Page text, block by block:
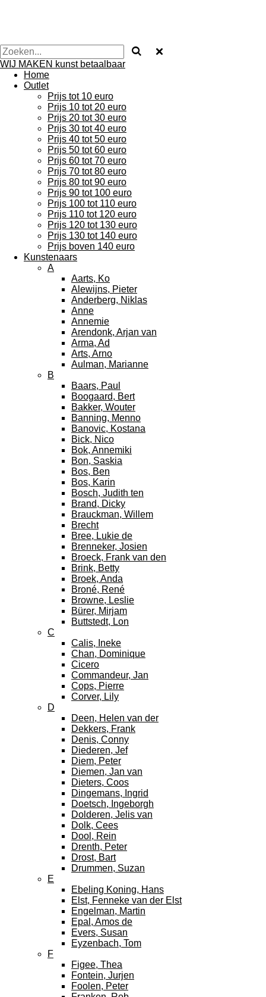
WIJ MAKEN kunst betaalbaar
Home
Outlet
Prijs tot 10 euro
Prijs 10 tot 20 euro
Prijs 20 tot 30 euro
Prijs 30 tot 40 euro
Prijs 40 tot 50 euro
Prijs 50 tot 60 euro
Prijs 60 tot 70 euro
Prijs 70 tot 80 euro
Prijs 80 tot 90 euro
Prijs 90 tot 100 euro
Prijs 100 tot 110 euro
Prijs 110 tot 120 euro
Prijs 120 tot 130 euro
Prijs 130 tot 140 euro
Prijs boven 140 euro
Kunstenaars
A
Aarts, Ko
Alewijns, Pieter
Anderberg, Niklas
Anne
Annemie
Arendonk, Arjan van
Arma, Ad
Arts, Arno
Aulman, Marianne
B
Baars, Paul
Boogaard, Bert
Bakker, Wouter
Banning, Menno
Banovic, Kostana
Bick, Nico
Bok, Annemiki
Bon, Saskia
Bos, Ben
Bos, Karin
Bosch, Judith ten
Brand, Dicky
Brauckman, Willem
Brecht
Bree, Lukie de
Brenneker, Josien
Broeck, Frank van den
Brink, Betty
Broek, Anda
Broné, René
Browne, Leslie
Bürer, Mirjam
Buttstedt, Lon
C
Calis, Ineke
Chan, Dominique
Cicero
Commandeur, Jan
Cops, Pierre
Corver, Lily
D
Deen, Helen van der
Dekkers, Frank
Denis, Conny
Diederen, Jef
Diem, Peter
Diemen, Jan van
Dieters, Coos
Dingemans, Ingrid
Doetsch, Ingeborgh
Dolderen, Jelis van
Dolk, Cees
Dool, Rein
Drenth, Peter
Drost, Bart
Drummen, Suzan
E
Ebeling Koning, Hans
Elst, Fenneke van der Elst
Engelman, Martin
Epal, Amos de
Evers, Susan
Eyzenbach, Tom
F
Figee, Thea
Fontein, Jurjen
Foolen, Peter